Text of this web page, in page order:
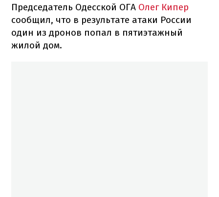
Председатель Одесской ОГА Олег Кипер
сообщил, что в результате атаки России
один из дронов попал в пятиэтажный
жилой дом.